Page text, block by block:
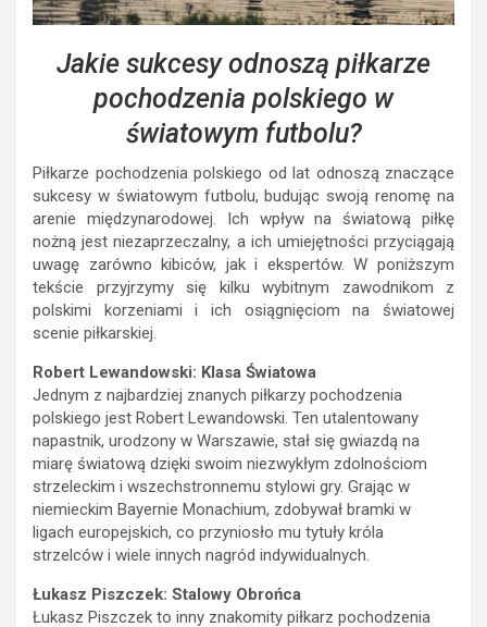
Jakie sukcesy odnoszą piłkarze
pochodzenia polskiego w
światowym futbolu?
Piłkarze pochodzenia polskiego od lat odnoszą znaczące
sukcesy w światowym futbolu, budując swoją renomę na
arenie międzynarodowej. Ich wpływ na światową piłkę
nożną jest niezaprzeczalny, a ich umiejętności przyciągają
uwagę zarówno kibiców, jak i ekspertów. W poniższym
tekście przyjrzymy się kilku wybitnym zawodnikom z
polskimi korzeniami i ich osiągnięciom na światowej
scenie piłkarskiej.
Robert Lewandowski: Klasa Światowa
Jednym z najbardziej znanych piłkarzy pochodzenia
polskiego jest Robert Lewandowski. Ten utalentowany
napastnik, urodzony w Warszawie, stał się gwiazdą na
miarę światową dzięki swoim niezwykłym zdolnościom
strzeleckim i wszechstronnemu stylowi gry. Grając w
niemieckim Bayernie Monachium, zdobywał bramki w
ligach europejskich, co przyniosło mu tytuły króla
strzelców i wiele innych nagród indywidualnych.
Łukasz Piszczek: Stalowy Obrońca
Łukasz Piszczek to inny znakomity piłkarz pochodzenia